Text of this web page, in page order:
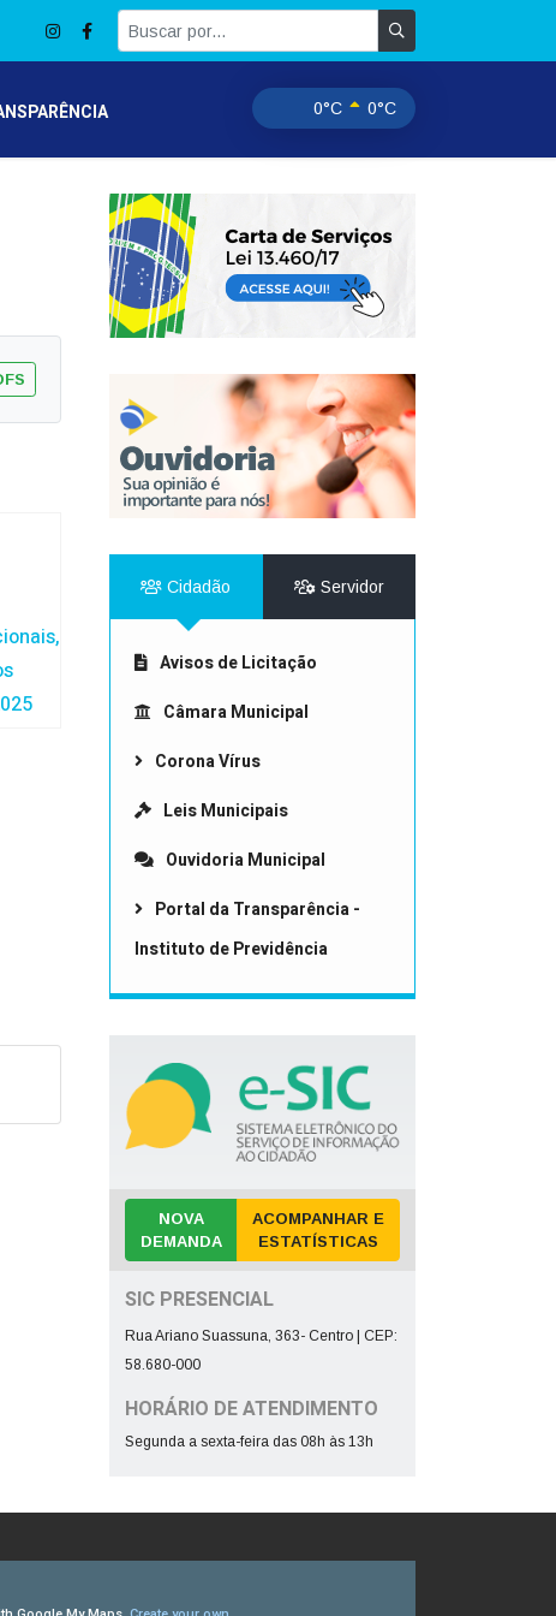
0°C 0°C
Cidadão Servidor
Avisos de Licitação
Câmara Municipal
Corona Vírus
Leis Municipais
Ouvidoria Municipal
Portal da Transparência -
Instituto de Previdência
NOVA
DEMANDA
ACOMPANHAR E
ESTATÍSTICAS
SIC PRESENCIAL
Rua Ariano Suassuna, 363- Centro | CEP:
58.680-000
HORÁRIO DE ATENDIMENTO
Segunda a sexta-feira das 08h às 13h